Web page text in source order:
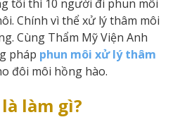
tôi thì 10 người đi phun môi
Chính vì thể xử lý thâm môi
Cùng Thẩm Mỹ Viện Anh
pháp phun môi xử lý thâm
đôi môi hồng hào.
làm gì?